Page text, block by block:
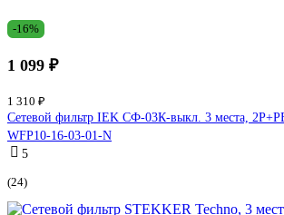
-16%
1 099 ₽
1 310 ₽
Сетевой фильтр IEK СФ-03К-выкл. 3 места,
WFP10-16-03-01-N
5
(24)